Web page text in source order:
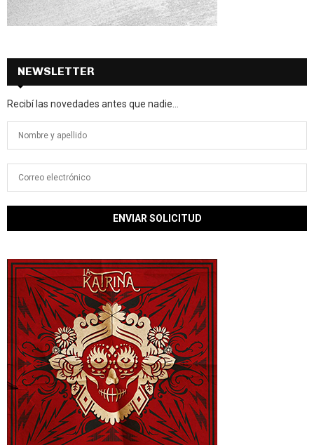
NEWSLETTER
Recibí las novedades antes que nadie...